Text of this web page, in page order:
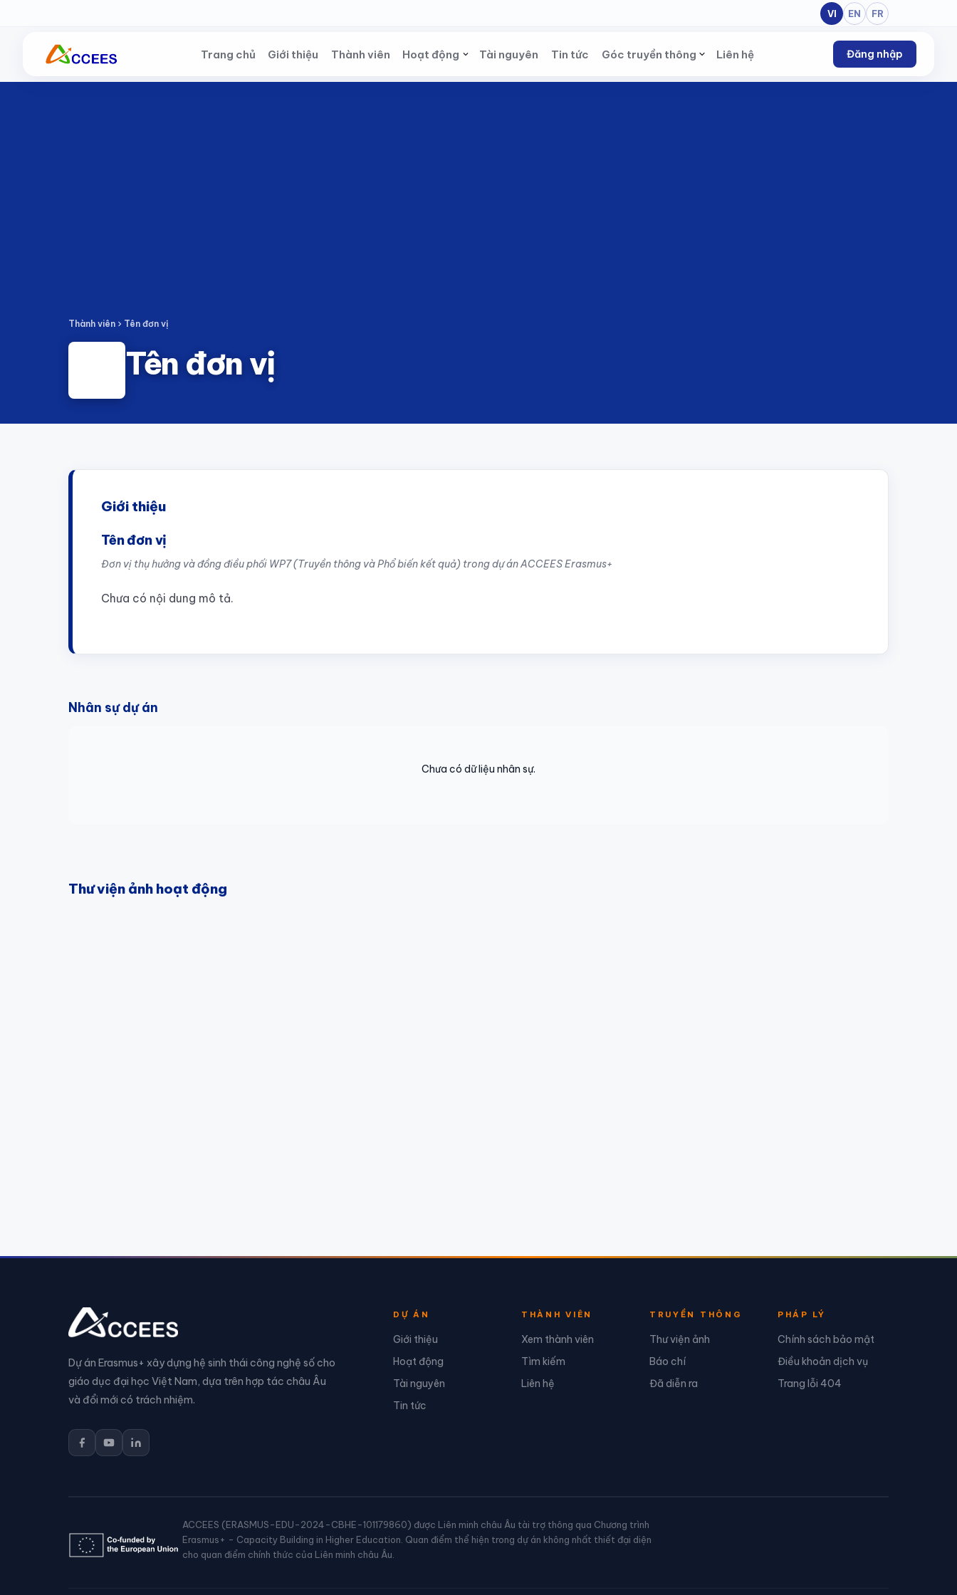
VI EN FR
Trang chủ Giới thiệu Thành viên Hoạt động Tài nguyên Tin tức Góc truyền thông Liên hệ Đăng nhập
Thành viên Tên đơn vị
Tên đơn vị
Giới thiệu
Tên đơn vị
Đơn vị thụ hưởng và đồng điều phối WP7 (Truyền thông và Phổ biến kết quả) trong dự án ACCEES Erasmus+
Chưa có nội dung mô tả.
Nhân sự dự án
Chưa có dữ liệu nhân sự.
Thư viện ảnh hoạt động
Dự án Erasmus+ xây dựng hệ sinh thái công nghệ số cho
giáo dục đại học Việt Nam, dựa trên hợp tác châu Âu
và đổi mới có trách nhiệm.
DỰ ÁN
Giới thiệu
Hoạt động
Tài nguyên
Tin tức
THÀNH VIÊN
Xem thành viên
Tìm kiếm
Liên hệ
TRUYỀN THÔNG
Thư viện ảnh
Báo chí
Đã diễn ra
PHÁP LÝ
Chính sách bảo mật
Điều khoản dịch vụ
Trang lỗi 404
ACCEES (ERASMUS-EDU-2024-CBHE-101179860) được Liên minh châu Âu tài trợ thông qua Chương trình
Erasmus+ - Capacity Building in Higher Education. Quan điểm thể hiện trong dự án không nhất thiết đại diện
cho quan điểm chính thức của Liên minh châu Âu.